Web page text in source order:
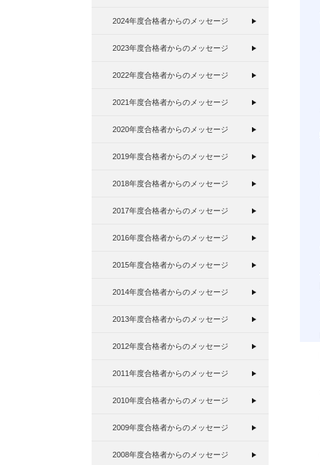
2024年度合格者からのメッセージ
2023年度合格者からのメッセージ
2022年度合格者からのメッセージ
2021年度合格者からのメッセージ
2020年度合格者からのメッセージ
2019年度合格者からのメッセージ
2018年度合格者からのメッセージ
2017年度合格者からのメッセージ
2016年度合格者からのメッセージ
2015年度合格者からのメッセージ
2014年度合格者からのメッセージ
2013年度合格者からのメッセージ
2012年度合格者からのメッセージ
2011年度合格者からのメッセージ
2010年度合格者からのメッセージ
2009年度合格者からのメッセージ
2008年度合格者からのメッセージ